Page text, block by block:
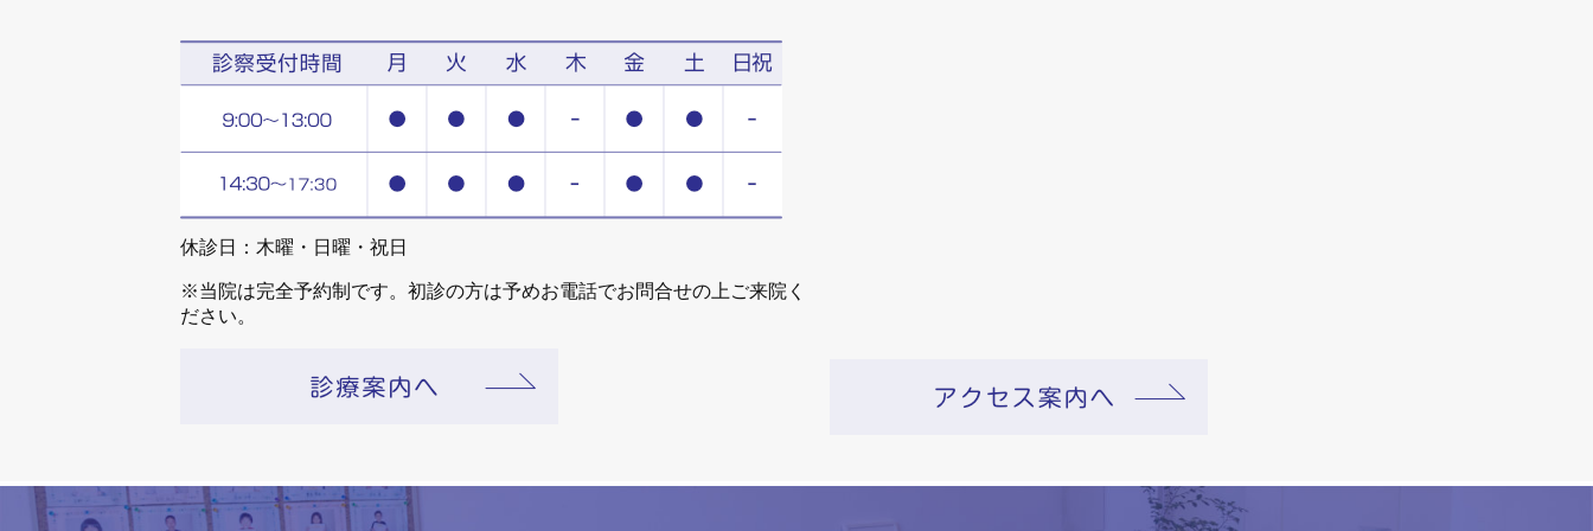
休診日：木曜・日曜・祝日
※当院は完全予約制です。初診の方は予めお電話でお問合せの上ご来院く
ださい。